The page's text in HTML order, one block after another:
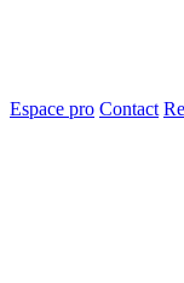
Espace pro Contact